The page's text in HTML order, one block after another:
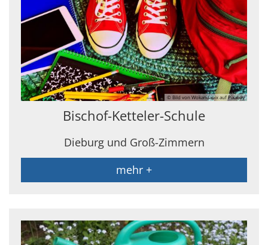
© Bild von Wokandapix auf Pixabay
Bischof-Ketteler-Schule
Dieburg und Groß-Zimmern
mehr +